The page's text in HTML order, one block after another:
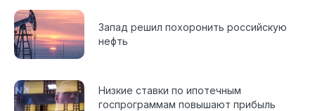
Запад решил похоронить российскую
нефть
Низкие ставки по ипотечным
госпрограммам повышают прибыль